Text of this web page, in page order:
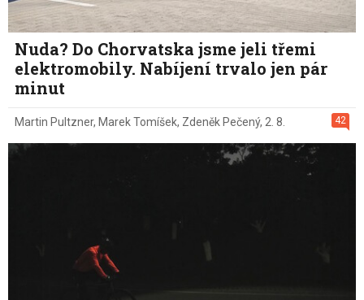
Nuda? Do Chorvatska jsme jeli třemi
elektromobily. Nabíjení trvalo jen pár
minut
42
Martin Pultzner, Marek Tomíšek, Zdeněk Pečený, 2. 8.